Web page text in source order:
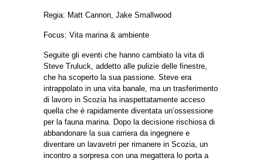
Regia: Matt Cannon, Jake Smallwood
Focus: Vita marina & ambiente
Seguite gli eventi che hanno cambiato la vita di
Steve Truluck, addetto alle pulizie delle finestre,
che ha scoperto la sua passione. Steve era
intrappolato in una vita banale, ma un trasferimento
di lavoro in Scozia ha inaspettatamente acceso
quella che è rapidamente diventata un’ossessione
per la fauna marina. Dopo la decisione rischiosa di
abbandonare la sua carriera da ingegnere e
diventare un lavavetri per rimanere in Scozia, un
incontro a sorpresa con una megattera lo porta a